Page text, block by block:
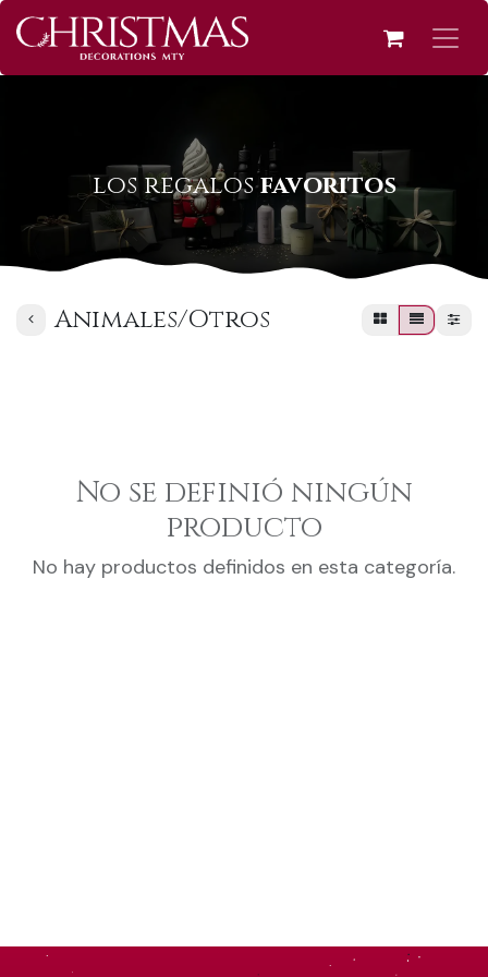
los regalosfavoritos
Animales/Otros
No se definió ningún
producto
No hay productos definidos en esta categoría.